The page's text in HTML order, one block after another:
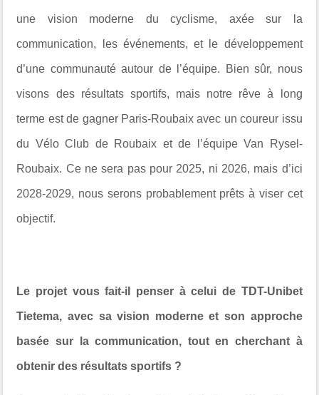
une vision moderne du cyclisme, axée sur la
communication, les événements, et le développement
d’une communauté autour de l’équipe. Bien sûr, nous
visons des résultats sportifs, mais notre rêve à long
terme est de gagner Paris-Roubaix avec un coureur issu
du Vélo Club de Roubaix et de l’équipe Van Rysel-
Roubaix. Ce ne sera pas pour 2025, ni 2026, mais d’ici
2028-2029, nous serons probablement prêts à viser cet
objectif.
Le projet vous fait-il penser à celui de TDT-Unibet
Tietema, avec sa vision moderne et son approche
basée sur la communication, tout en cherchant à
obtenir des résultats sportifs ?